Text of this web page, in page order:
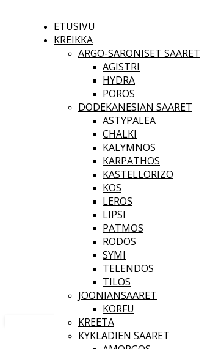
ETUSIVU
KREIKKA
ARGO-SARONISET SAARET
AGISTRI
HYDRA
POROS
DODEKANESIAN SAARET
ASTYPALEA
CHALKI
KALYMNOS
KARPATHOS
KASTELLORIZO
KOS
LEROS
LIPSI
PATMOS
RODOS
SYMI
TELENDOS
TILOS
JOONIANSAARET
KORFU
KREETA
KYKLADIEN SAARET